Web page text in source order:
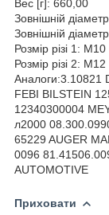
Вес [г]: 660,00
Зовнішній
Зовнішній
Розмір різі 1: M10
Розмір різі 2: M12
Аналоги:3.10821
FEBI BILSTEIN
12340300004
л2000
65229 AUGER
0096
AUTOMOTIVE
Приховати